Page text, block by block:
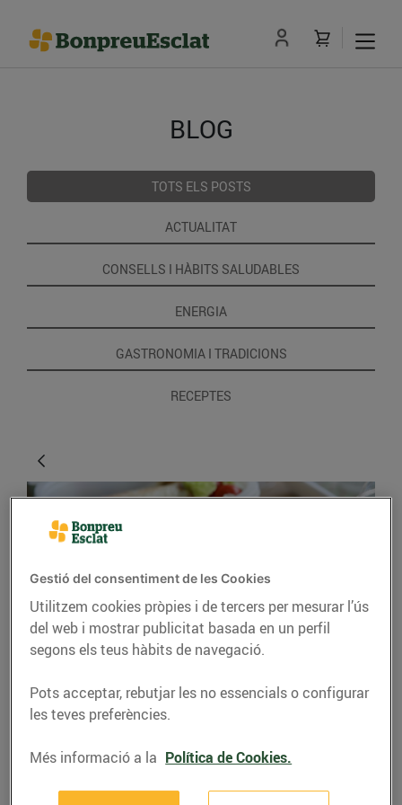
BLOG
TOTS ELS POSTS
ACTUALITAT
CONSELLS I HÀBITS SALUDABLES
ENERGIA
GASTRONOMIA I TRADICIONS
RECEPTES
CONSELLS I HÀBITS SALUDABLES
Et toca dinar fora de
casa?
09/de novembre/2015
Gestió del consentiment de les Cookies
Utilitzem cookies pròpies i de tercers per mesurar l’ús
del web i mostrar publicitat basada en un perfil
segons els teus hàbits de navegació.
Pots acceptar, rebutjar les no essencials o configurar
les teves preferències.
Més informació a la Política de Cookies.